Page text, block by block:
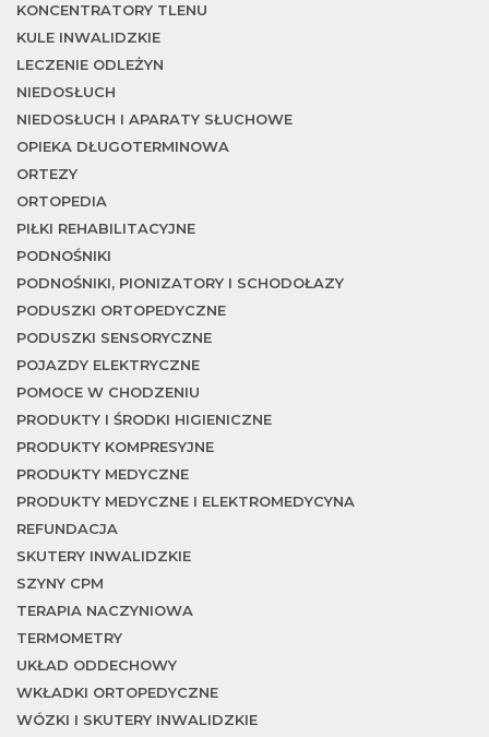
KONCENTRATORY TLENU
KULE INWALIDZKIE
LECZENIE ODLEŻYN
NIEDOSŁUCH
NIEDOSŁUCH I APARATY SŁUCHOWE
OPIEKA DŁUGOTERMINOWA
ORTEZY
ORTOPEDIA
PIŁKI REHABILITACYJNE
PODNOŚNIKI
PODNOŚNIKI, PIONIZATORY I SCHODOŁAZY
PODUSZKI ORTOPEDYCZNE
PODUSZKI SENSORYCZNE
POJAZDY ELEKTRYCZNE
POMOCE W CHODZENIU
PRODUKTY I ŚRODKI HIGIENICZNE
PRODUKTY KOMPRESYJNE
PRODUKTY MEDYCZNE
PRODUKTY MEDYCZNE I ELEKTROMEDYCYNA
REFUNDACJA
SKUTERY INWALIDZKIE
SZYNY CPM
TERAPIA NACZYNIOWA
TERMOMETRY
UKŁAD ODDECHOWY
WKŁADKI ORTOPEDYCZNE
WÓZKI I SKUTERY INWALIDZKIE